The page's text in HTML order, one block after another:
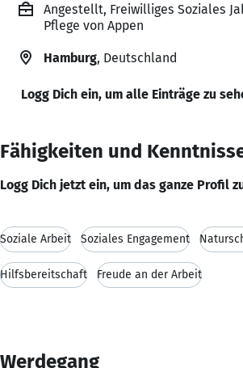
Angestellt, Freiwilliges Soziales
Pflege von Appen
Hamburg, Deutschland
Logg Dich ein, um alle Einträge zu
Fähigkeiten und
Logg Dich jetzt ein, um das ganze Profil
Soziale Arbeit Soziales Engagement
Hilfsbereitschaft Freude an der Arbeit
Werdegang